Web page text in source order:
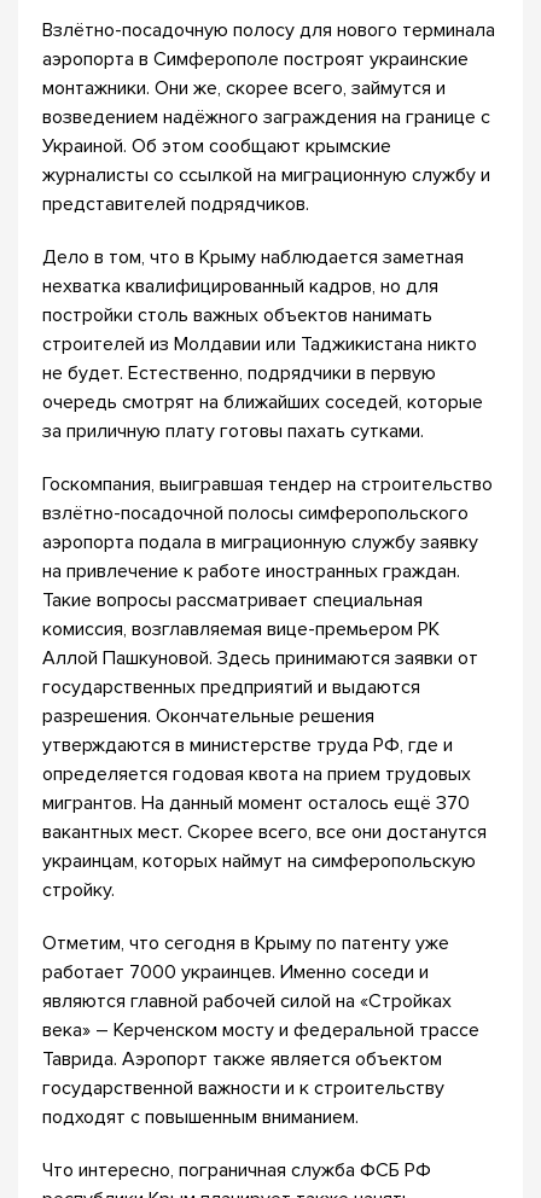
Взлётно-посадочную полосу для нового терминала
аэропорта в Симферополе построят украинские
монтажники. Они же, скорее всего, займутся и
возведением надёжного заграждения на границе с
Украиной. Об этом сообщают крымские
журналисты со ссылкой на миграционную службу и
представителей подрядчиков.
Дело в том, что в Крыму наблюдается заметная
нехватка квалифицированный кадров, но для
постройки столь важных объектов нанимать
строителей из Молдавии или Таджикистана никто
не будет. Естественно, подрядчики в первую
очередь смотрят на ближайших соседей, которые
за приличную плату готовы пахать сутками.
Госкомпания, выигравшая тендер на строительство
взлётно-посадочной полосы симферопольского
аэропорта подала в миграционную службу заявку
на привлечение к работе иностранных граждан.
Такие вопросы рассматривает специальная
комиссия, возглавляемая вице-премьером РК
Аллой Пашкуновой. Здесь принимаются заявки от
государственных предприятий и выдаются
разрешения. Окончательные решения
утверждаются в министерстве труда РФ, где и
определяется годовая квота на прием трудовых
мигрантов. На данный момент осталось ещё 370
вакантных мест. Скорее всего, все они достанутся
украинцам, которых наймут на симферопольскую
стройку.
Отметим, что сегодня в Крыму по патенту уже
работает 7000 украинцев. Именно соседи и
являются главной рабочей силой на «Стройках
века» – Керченском мосту и федеральной трассе
Таврида. Аэропорт также является объектом
государственной важности и к строительству
подходят с повышенным вниманием.
Что интересно, пограничная служба ФСБ РФ